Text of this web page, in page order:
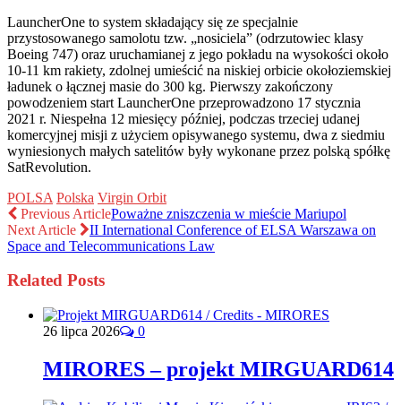
LauncherOne to system składający się ze specjalnie
przystosowanego samolotu tzw. „nosiciela” (odrzutowiec klasy
Boeing 747) oraz uruchamianej z jego pokładu na wysokości około
10-11 km rakiety, zdolnej umieścić na niskiej orbicie okołoziemskiej
ładunek o łącznej masie do 300 kg. Pierwszy zakończony
powodzeniem start LauncherOne przeprowadzono 17 stycznia
2021 r. Niespełna 12 miesięcy później, podczas trzeciej udanej
komercyjnej misji z użyciem opisywanego systemu, dwa z siedmiu
wyniesionych małych satelitów były wykonane przez polską spółkę
SatRevolution.
POLSA Polska Virgin Orbit
Previous ArticlePoważne zniszczenia w mieście Mariupol
Next Article
II International Conference of ELSA Warszawa on
Space and Telecommunications Law
Related Posts
26 lipca 2026 0
MIRORES – projekt MIRGUARD614